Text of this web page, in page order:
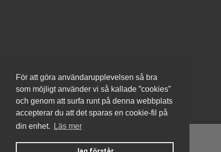
För att göra användarupplevelsen så bra
som möjligt använder vi så kallade ”cookies”
och genom att surfa runt på denna webbplats
accepterar du att det sparas en cookie-fil på
din enhet.
Läs mer
www.jm.se